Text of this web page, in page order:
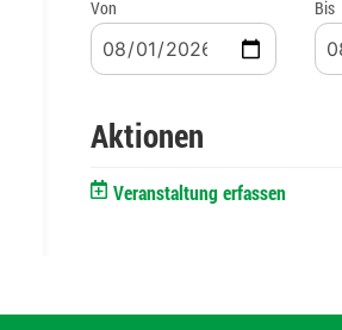
Von Bis
Aktionen
Veranstaltung erfassen